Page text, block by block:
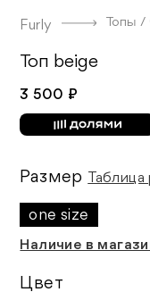
Furly Топы /
Топ beige
3 500 ₽
Размер
one size
Наличие в
Цвет